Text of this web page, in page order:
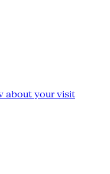
about your visit